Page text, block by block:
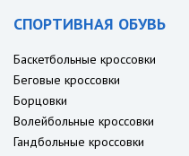
СПОРТИВНАЯ ОБУВЬ
Баскетбольные кроссовки
Беговые кроссовки
Борцовки
Волейбольные кроссовки
Гандбольные кроссовки